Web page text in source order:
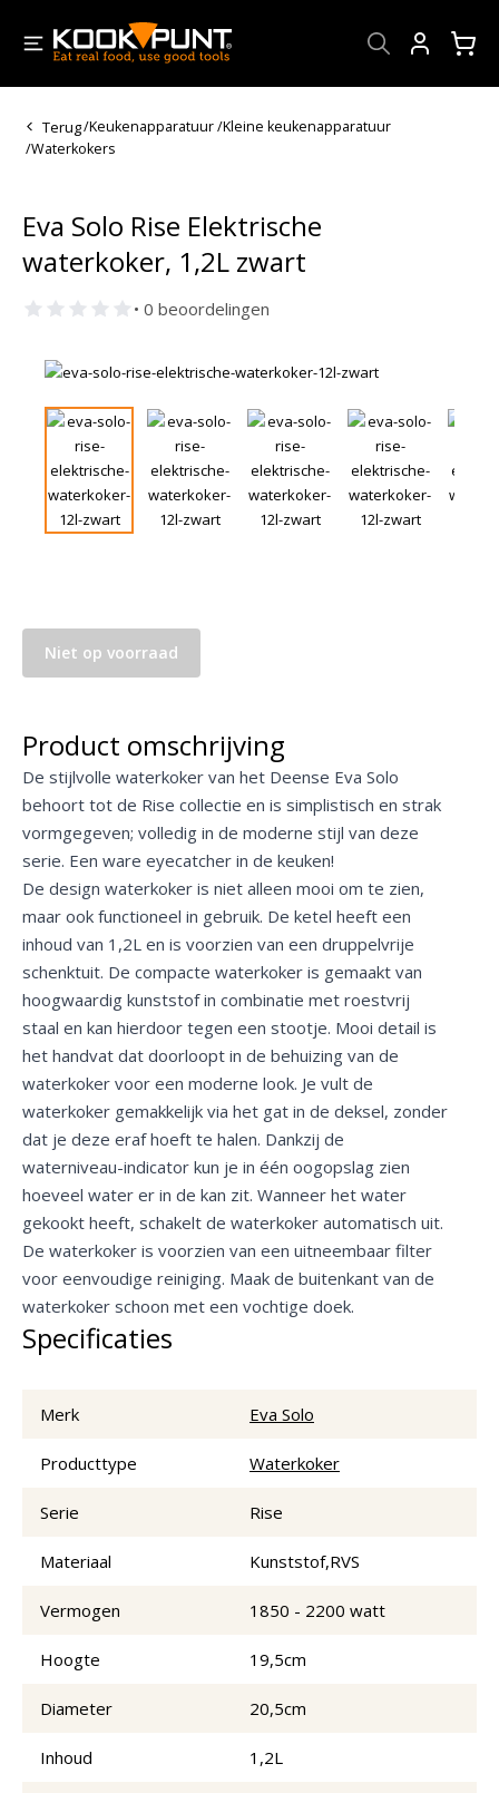
Terug/Keukenapparatuur/Kleine keukenapparatuur
/Waterkokers
Eva Solo Rise Elektrische
waterkoker, 1,2L zwart
• 0 beoordelingen
Niet op voorraad
Product omschrijving
De stijlvolle waterkoker van het Deense Eva Solo
behoort tot de Rise collectie en is simplistisch en strak
vormgegeven; volledig in de moderne stijl van deze
serie. Een ware eyecatcher in de keuken!
De design waterkoker is niet alleen mooi om te zien,
maar ook functioneel in gebruik. De ketel heeft een
inhoud van 1,2L en is voorzien van een druppelvrije
schenktuit. De compacte waterkoker is gemaakt van
hoogwaardig kunststof in combinatie met roestvrij
staal en kan hierdoor tegen een stootje. Mooi detail is
het handvat dat doorloopt in de behuizing van de
waterkoker voor een moderne look. Je vult de
waterkoker gemakkelijk via het gat in de deksel, zonder
dat je deze eraf hoeft te halen. Dankzij de
waterniveau-indicator kun je in één oogopslag zien
hoeveel water er in de kan zit. Wanneer het water
gekookt heeft, schakelt de waterkoker automatisch uit.
De waterkoker is voorzien van een uitneembaar filter
voor eenvoudige reiniging. Maak de buitenkant van de
waterkoker schoon met een vochtige doek.
Specificaties
Merk Eva Solo
Producttype Waterkoker
Serie Rise
Materiaal Kunststof,RVS
Vermogen 1850 - 2200 watt
Hoogte 19,5cm
Diameter 20,5cm
Inhoud 1,2L